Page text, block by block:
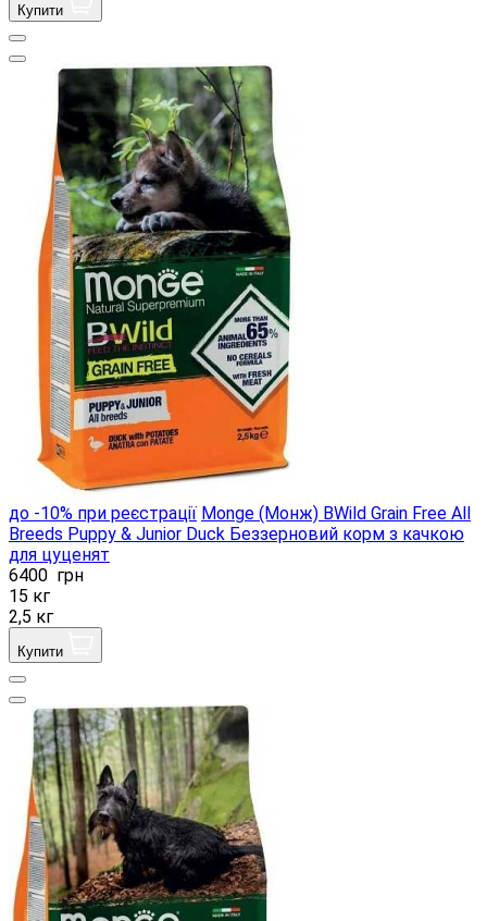
Купити
до -10% при реєстрації Monge (Монж) BWild Grain Free All
Breeds Puppy & Junior Duck Беззерновий корм з качкою
для цуценят
6400 грн
15 кг
2,5 кг
Купити